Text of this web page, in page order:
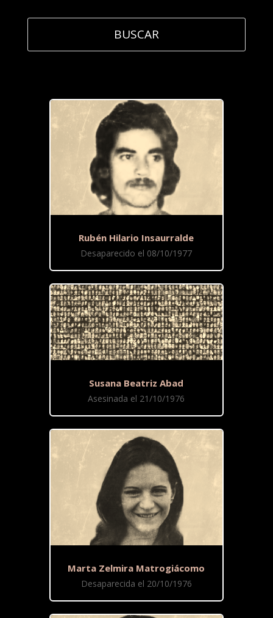
Rubén Hilario Insaurralde
Desaparecido el 08/10/1977
Susana Beatriz Abad
Asesinada el 21/10/1976
Marta Zelmira Matrogiácomo
Desaparecida el 20/10/1976